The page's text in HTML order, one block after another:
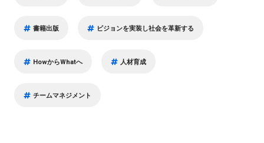
書籍出版 ビジョンを実装し社会を革新する
HowからWhatへ 人材育成
チームマネジメント